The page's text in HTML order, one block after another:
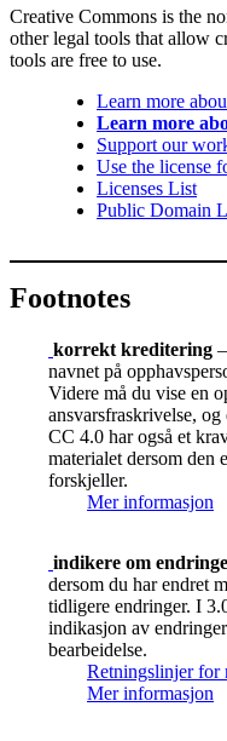
Creative Commons is the
other legal tools that allow
tools are free to use.
Learn more
Learn more
Support our
Use the license
Licenses List
Public Domain
Footnotes
korrekt kreditering
navnet på
Videre må du vise en
ansvarsfraskrivelse,
CC 4.0 har også et
materialet dersom den
forskjeller.
Mer informasjon
indikere om
dersom du har endret
tidligere endringer. I
indikasjon av
bearbeidelse.
Retningslinjer for
Mer informasjon